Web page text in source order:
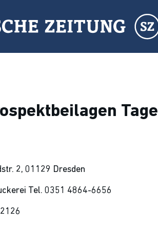
2, 01129 Dresden
Tel. 0351 4864-6656